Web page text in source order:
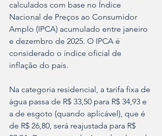
calculados com base no Índice
Nacional de Preços ao Consumidor
Amplo (IPCA) acumulado entre janeiro
e dezembro de 2025. O IPCA é
considerado o índice oficial de
inflação do país.
Na categoria residencial, a tarifa fixa de
água passa de R$ 33,50 para R$ 34,93 e
a de esgoto (quando aplicável), que é
de R$ 26,80, será reajustada para R$